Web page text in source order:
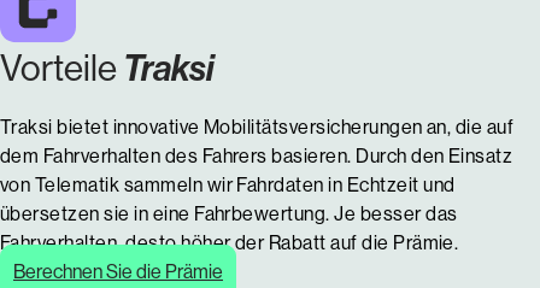
Vorteile Traksi
Traksi bietet innovative Mobilitätsversicherungen an, die auf
dem Fahrverhalten des Fahrers basieren. Durch den Einsatz
von Telematik sammeln wir Fahrdaten in Echtzeit und
übersetzen sie in eine Fahrbewertung. Je besser das
Fahrverhalten, desto höher der Rabatt auf die Prämie.
Berechnen Sie die Prämie